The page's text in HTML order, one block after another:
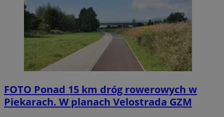
FOTO Ponad 15 km dróg rowerowych w
Piekarach. W planach Velostrada GZM